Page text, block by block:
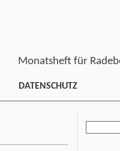
Monatsheft für
DATENSCHUTZ